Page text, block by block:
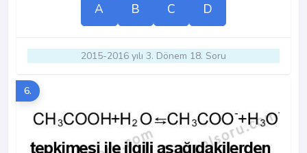
A B C D
2015-2016 yılı 3. Dönem 18. Soru
6.